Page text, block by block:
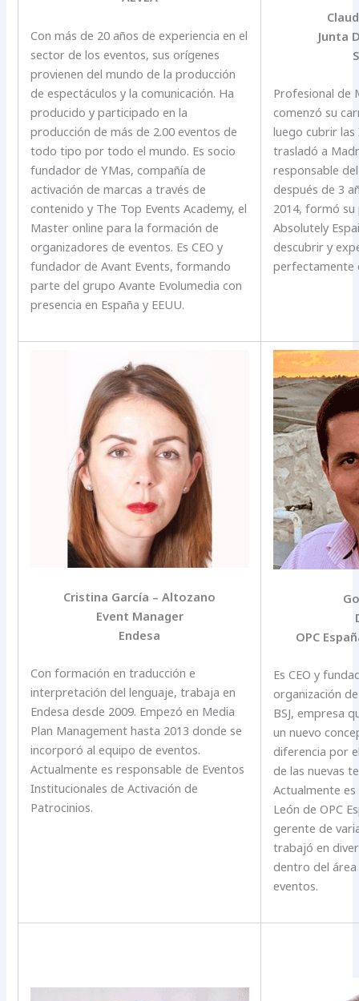
Con más de 20 años de experiencia en el
sector de los eventos, sus orígenes
provienen del mundo de la producción
de espectáculos y la comunicación. Ha
producido y participado en la
producción de más de 2.00 eventos de
todo tipo por todo el mundo. Es socio
fundador de YMas, compañía de
activación de marcas a través de
contenido y The Top Events Academy, el
Master online para la formación de
organizadores de eventos. Es CEO y
fundador de Avant Events, formando
parte del grupo Avante Evolumedia con
presencia en España y EEUU.
Junta
Profesional de
comenzó su
luego cubrir las
trasladó a
responsable
después de 3
2014, formó
Absolutely
descubrir y
perfectamente
Cristina García – Altozano
Event Manager
Endesa
Con formación en traducción e
interpretación del lenguaje, trabaja en
Endesa desde 2009. Empezó en Media
Plan Management hasta 2013 donde se
incorporó al equipo de eventos.
Actualmente es responsable de Eventos
Institucionales de Activación de
Patrocinios.
OPC
Es CEO y
organización
BSJ, empresa
un nuevo
diferencia por
de las nuevas
Actualmente
León de OPC
gerente de
trabajó en
dentro del área
eventos.